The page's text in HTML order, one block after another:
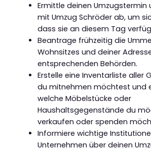
Ermittle deinen Umzugstermin
mit Umzug Schröder ab, um
dass sie an diesem Tag
Beantrage frühzeitig die
Wohnsitzes und deiner
entsprechenden Behörden.
Erstelle eine Inventarliste aller
du mitnehmen möchtest und
welche Möbelstücke oder
Haushaltsgegenstände du
verkaufen oder spenden
Informiere wichtige
Unternehmen über deinen